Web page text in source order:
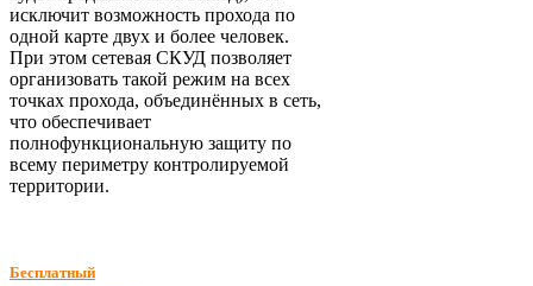
исключит возможность прохода по
одной карте двух и более человек.
При этом сетевая СКУД позволяет
организовать такой режим на всех
точках прохода, объединённых в сеть,
что обеспечивает
полнофункциональную защиту по
всему периметру контролируемой
территории.
Бесплатный